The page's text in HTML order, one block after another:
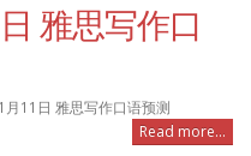
雅思写作口
11日 雅思写作口语预测
Read more...